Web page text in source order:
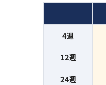
4週
12週
24週